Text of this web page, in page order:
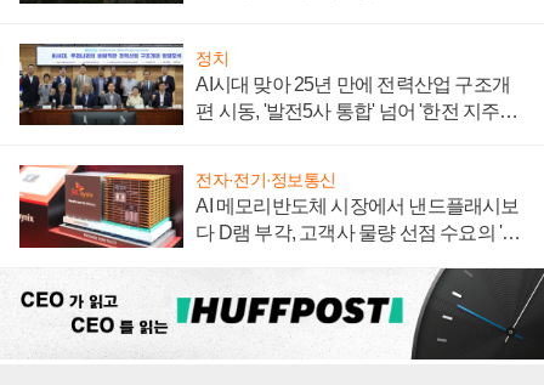
정치
AI시대 맞아 25년 만에 전력산업 구조개
편 시동, '발전5사 통합' 넘어 '한전 지주사'
전자·전기·정보통신
AI 메모리반도체 시장에서 낸드플래시보
다 D램 부각, 고객사 물량 선점 수요의 '우